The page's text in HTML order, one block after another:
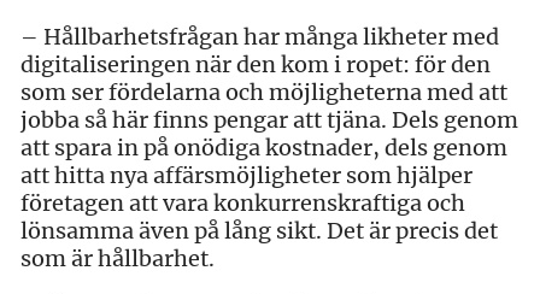
– Hållbarhetsfrågan har många likheter med
digitaliseringen när den kom i ropet: för den
som ser fördelarna och möjligheterna med att
jobba så här finns pengar att tjäna. Dels genom
att spara in på onödiga kostnader, dels genom
att hitta nya affärsmöjligheter som hjälper
företagen att vara konkurrenskraftiga och
lönsamma även på lång sikt. Det är precis det
som är hållbarhet.